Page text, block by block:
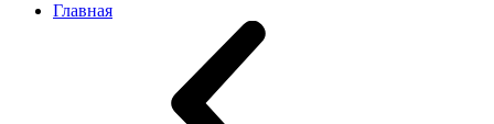
Главная